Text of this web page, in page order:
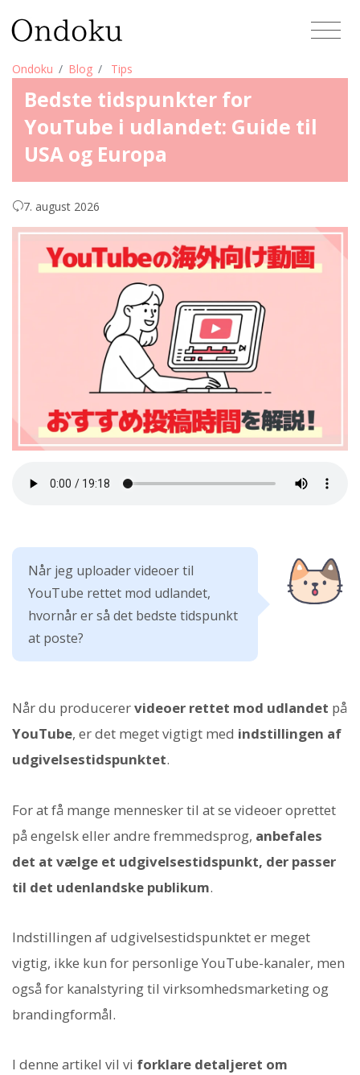
Ondoku Blog Tips
Bedste tidspunkter for
YouTube i udlandet: Guide til
USA og Europa
7. august 2026
Når jeg uploader videoer til
YouTube rettet mod udlandet,
hvornår er så det bedste tidspunkt
at poste?
Når du producerervideoer rettet mod udlandet på
YouTube, er det meget vigtigt med indstillingen af
udgivelsestidspunktet.
For at få mange mennesker til at se videoer oprettet
på engelsk eller andre fremmedsprog, anbefales
det at vælge et udgivelsestidspunkt, der passer
til det udenlandske publikum.
Indstillingen af udgivelsestidspunktet er meget
vigtig, ikke kun for personlige YouTube-kanaler, men
også for kanalstyring til virksomhedsmarketing og
brandingformål.
I denne artikel vil vi forklare detaljeret om